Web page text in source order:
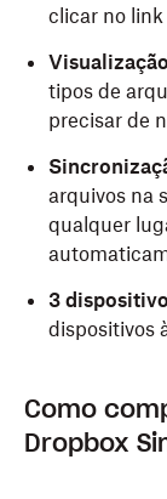
clicar no link
tipos de
precisar de
arquivos na
qualquer
3
dispositivos
Como
Dropbox